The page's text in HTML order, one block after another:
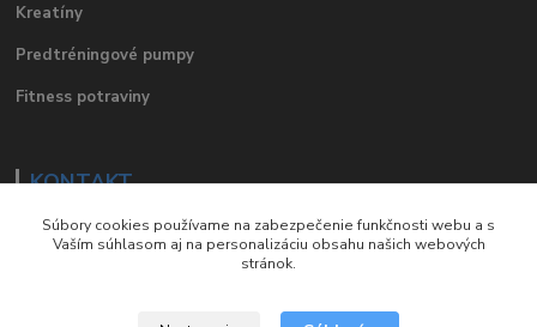
Kreatíny
Predtréningové pumpy
Fitness potraviny
KONTAKT
e-mail:eshop@suplements.sk
Súbory cookies používame na zabezpečenie funkčnosti webu a s
Vaším súhlasom aj na personalizáciu obsahu našich webových
stránok.